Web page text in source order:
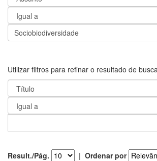
Utilizar filtros para refinar o resultado de
Result./Pág. | Ordenar por